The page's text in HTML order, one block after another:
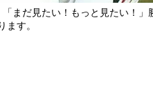
「まだ見たい！もっと見たい！
ます。